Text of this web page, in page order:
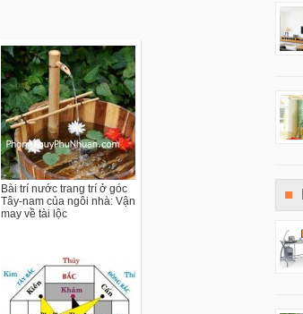
Bài trí nước trang trí ở góc
Tây-nam của ngôi nhà: Vận
may về tài lộc